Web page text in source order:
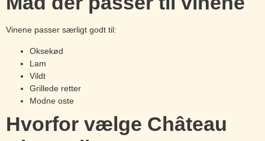
Vinene passer særligt godt til:
Oksekød
Lam
Vildt
Grillede retter
Modne oste
Hvorfor vælge Château